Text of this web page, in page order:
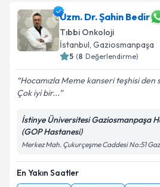
takvim hazırlandığında e-posta
E-posta Adresiniz
Kişisel verilerimin
kapsamda işlenmesini
Takvim
Uzm. Dr. Şahin Bedir
Tıbbi Onkoloji
İstanbul, Gaziosmanpaşa
5 (8 Değerlendirme)
Hocamızla Meme kanseri teşhisi den
Çok iyi bir...
İstinye Üniversitesi Gaziosmanpaşa
(GOP Hastanesi)
Merkez Mah. Çukurçeşme Caddesi No:51
En Yakın Saatler